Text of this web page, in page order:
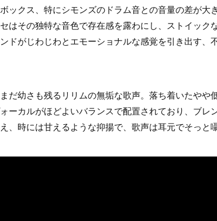
ックス、特にシモンズのドラム音との音量の差が大
はその独特な音色で存在感を露わにし、ストイック
ドがじわじわとエモーショナルな感覚を引き出す、
だ幼さも残るリリムの無垢な歌声。落ち着いたやや
ーカルがほどよいバランスで配置されており、ブレ
、時には甘えるような抑揚で、歌声は耳元でそっと囁